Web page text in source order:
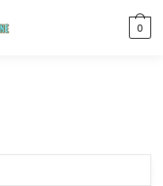
0